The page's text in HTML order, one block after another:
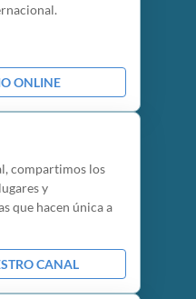
ONLINE
compartimos los
y
que hacen única a
CANAL